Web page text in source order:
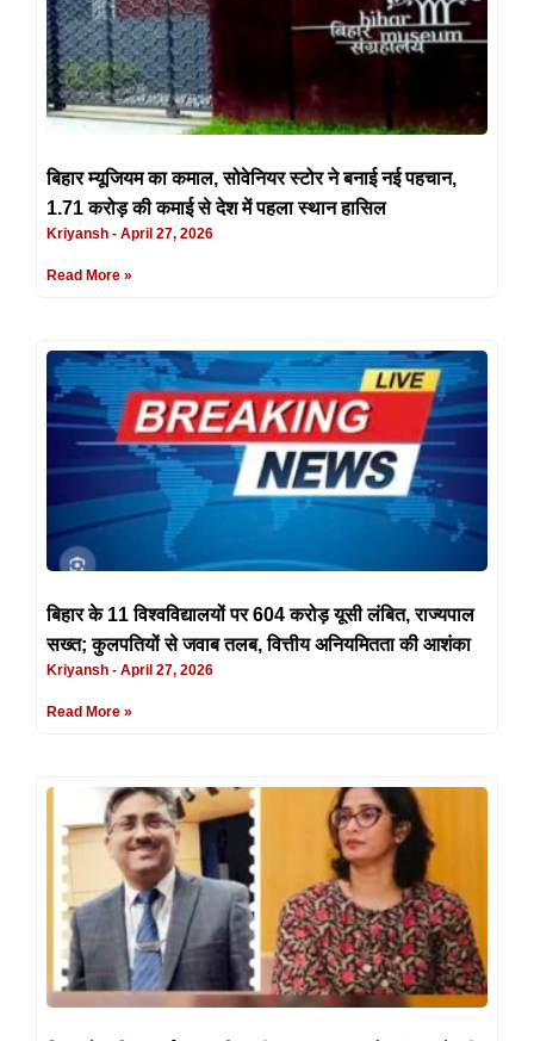
बिहार म्यूजियम का कमाल, सोवेनियर स्टोर ने बनाई नई पहचान,
1.71 करोड़ की कमाई से देश में पहला स्थान हासिल
Kriyansh April 27, 2026
Read More »
बिहार के 11 विश्वविद्यालयों पर 604 करोड़ यूसी लंबित, राज्यपाल
सख्त; कुलपतियों से जवाब तलब, वित्तीय अनियमितता की आशंका
Kriyansh April 27, 2026
Read More »